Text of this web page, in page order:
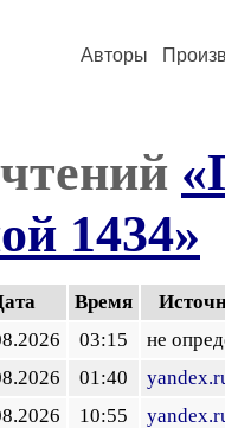
Авторы
1434»
Время
03:15
не
01:40
10:55